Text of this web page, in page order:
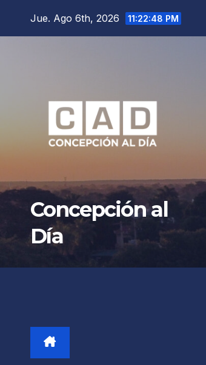
Jue. Ago 6th, 2026 11:22:50 PM
Concepción al
Día